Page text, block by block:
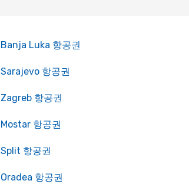
Banja Luka 항공권
Sarajevo 항공권
Zagreb 항공권
Mostar 항공권
Split 항공권
Oradea 항공권